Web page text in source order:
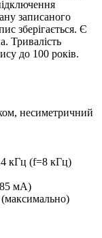
записаного
зберігається. Є
Тривалість
до 100 років.
несиметричний
кГц (f=8 кГц)
мА)
(максимально)